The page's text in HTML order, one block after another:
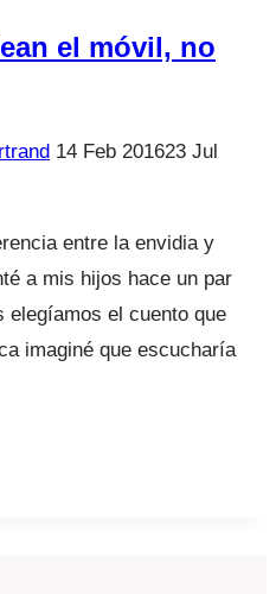
el móvil, no
14 Feb 201623 Jul
entre la envidia y
a mis hijos hace un par
elegíamos el cuento que
imaginé que escucharía